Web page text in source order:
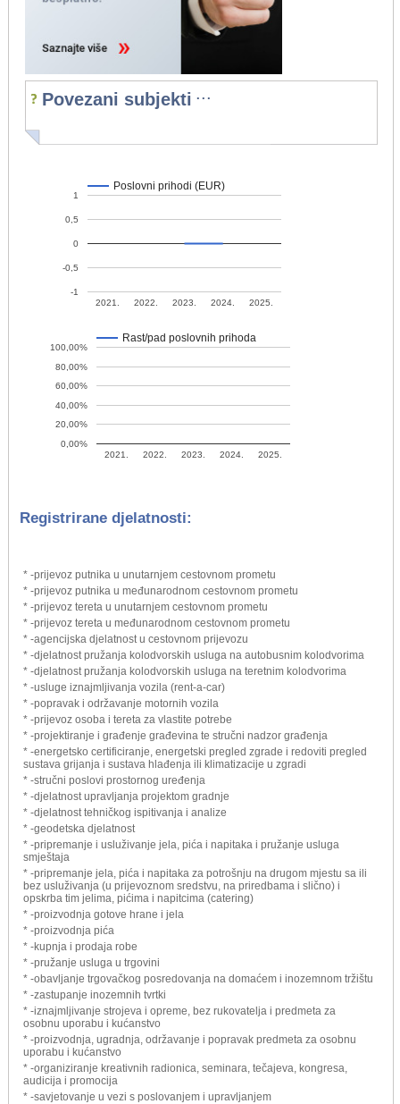
Povezani subjekti ...
Poslovni prihodi (EUR)
2021. 2022. 2023. 2024. 2025.
-1
-0,5
0
0,5
1
Rast/pad poslovnih prihoda
2021. 2022. 2023. 2024. 2025.
0,00%
20,00%
40,00%
60,00%
80,00%
100,00%
Registrirane djelatnosti:
* -prijevoz putnika u unutarnjem cestovnom prometu
* -prijevoz putnika u međunarodnom cestovnom prometu
* -prijevoz tereta u unutarnjem cestovnom prometu
* -prijevoz tereta u međunarodnom cestovnom prometu
* -agencijska djelatnost u cestovnom prijevozu
* -djelatnost pružanja kolodvorskih usluga na autobusnim kolodvorima
* -djelatnost pružanja kolodvorskih usluga na teretnim kolodvorima
* -usluge iznajmljivanja vozila (rent-a-car)
* -popravak i održavanje motornih vozila
* -prijevoz osoba i tereta za vlastite potrebe
* -projektiranje i građenje građevina te stručni nadzor građenja
* -energetsko certificiranje, energetski pregled zgrade i redoviti pregled
sustava grijanja i sustava hlađenja ili klimatizacije u zgradi
* -stručni poslovi prostornog uređenja
* -djelatnost upravljanja projektom gradnje
* -djelatnost tehničkog ispitivanja i analize
* -geodetska djelatnost
* -pripremanje i usluživanje jela, pića i napitaka i pružanje usluga
smještaja
* -pripremanje jela, pića i napitaka za potrošnju na drugom mjestu sa ili
bez usluživanja (u prijevoznom sredstvu, na priredbama i slično) i
opskrba tim jelima, pićima i napitcima (catering)
* -proizvodnja gotove hrane i jela
* -proizvodnja pića
* -kupnja i prodaja robe
* -pružanje usluga u trgovini
* -obavljanje trgovačkog posredovanja na domaćem i inozemnom tržištu
* -zastupanje inozemnih tvrtki
* -iznajmljivanje strojeva i opreme, bez rukovatelja i predmeta za
osobnu uporabu i kućanstvo
* -proizvodnja, ugradnja, održavanje i popravak predmeta za osobnu
uporabu i kućanstvo
* -organiziranje kreativnih radionica, seminara, tečajeva, kongresa,
audicija i promocija
* -savjetovanje u vezi s poslovanjem i upravljanjem